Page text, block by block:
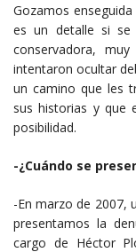
Gozamos
es un detalle si se
conservadora,
intentaron ocultar
un camino que les
sus historias y que
posibilidad.
-¿Cuándo se
-En marzo de 2007,
presentamos la
cargo de Héctor